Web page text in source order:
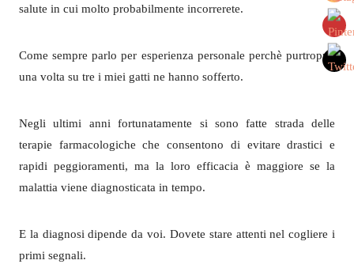
salute in cui molto probabilmente incorrerete.
Come sempre parlo per esperienza personale perchè purtroppo
una volta su tre i miei gatti ne hanno sofferto.
Negli ultimi anni fortunatamente si sono fatte strada delle
terapie farmacologiche che consentono di evitare drastici e
rapidi peggioramenti, ma la loro efficacia è maggiore se la
malattia viene diagnosticata in tempo.
E la diagnosi dipende da voi. Dovete stare attenti nel cogliere i
primi segnali.